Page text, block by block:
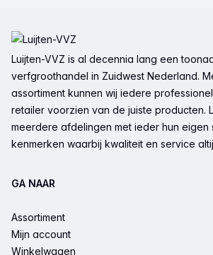
Luijten-VVZ is al decennia lang een
verfgroothandel in Zuidwest Nederland.
assortiment kunnen wij iedere
retailer voorzien van de juiste producten.
meerdere afdelingen met ieder hun eigen
kenmerken waarbij kwaliteit en service
GA NAAR
Assortiment
Mijn account
Winkelwagen